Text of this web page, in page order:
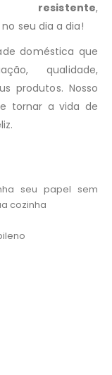
resistente,
no seu dia a dia!
doméstica que
qualidade,
produtos. Nosso
tornar a vida de
seu papel sem
cozinha